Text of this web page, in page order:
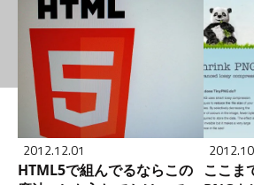
2012.12.01
HTML5で組んでるならこの
ここま